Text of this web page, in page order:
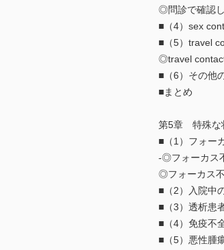
◎問診で確認
■（4）sex
■（5）travel
◎travel
■（6）その他
■まとめ
第5章 特殊な
■（1）フォー
-◎フォーカス
◎フォーカス
■（2）入院中
■（3）透析患
■（4）免疫不
■（5）悪性腫